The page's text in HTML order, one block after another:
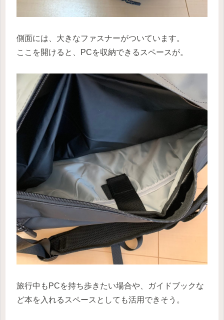
側面には、大きなファスナーがついています。
ここを開けると、PCを収納できるスペースが。
旅行中もPCを持ち歩きたい場合や、ガイドブックな
ど本を入れるスペースとしても活用できそう。